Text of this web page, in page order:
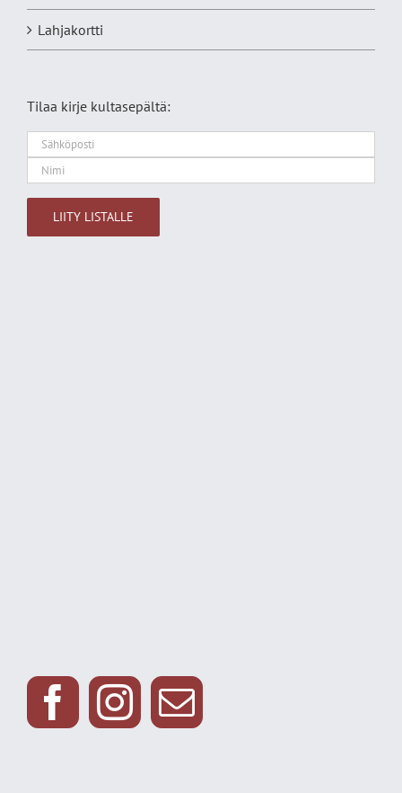
Lahjakortti
Tilaa kirje kultasepältä: